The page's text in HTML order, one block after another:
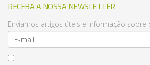
RECEBA A NOSSA NEWSLETTER
Enviamos artigos úteis e informação